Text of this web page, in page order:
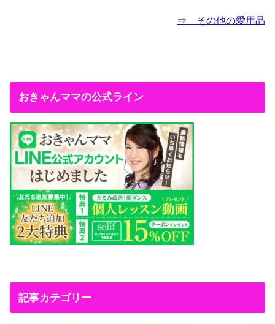
⇒ その他の愛用品
おきゃんママの公式ライン
記事カテゴリー